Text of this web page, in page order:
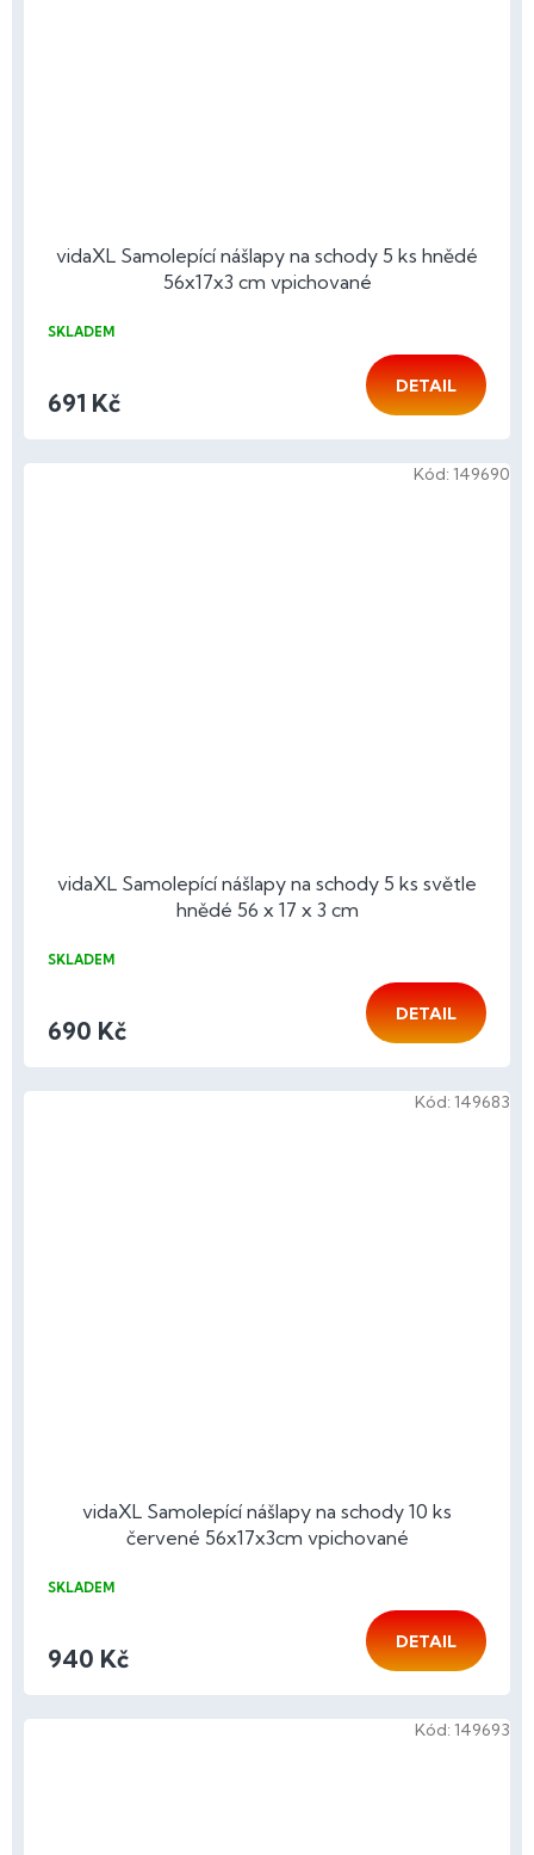
vidaXL Samolepící nášlapy na schody 5 ks hnědé
56x17x3 cm vpichované
SKLADEM
691 Kč
DETAIL
vidaXL Samolepící nášlapy na schody 5 ks světle
hnědé 56 x 17 x 3 cm
SKLADEM
690 Kč
DETAIL
Kód: 149690
vidaXL Samolepící nášlapy na schody 10 ks
červené 56x17x3cm vpichované
SKLADEM
940 Kč
DETAIL
Kód: 149683
Kód: 149693